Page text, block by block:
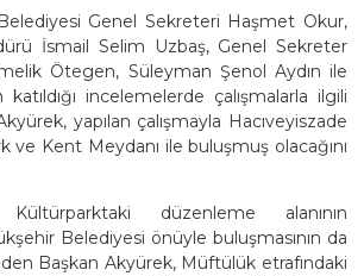
Genel Sekreteri Haşmet Okur,
İsmail Selim Uzbaş, Genel Sekreter
Ötegen, Süleyman Şenol Aydın ile
katıldığı incelemelerde çalışmalarla ilgili
yapılan çalışmayla Hacıveyiszade
ve Kent Meydanı ile buluşmuş olacağını
Kültürparktaki düzenleme alanının
Belediyesi önüyle buluşmasının da
Başkan Akyürek, Müftülük etrafındaki